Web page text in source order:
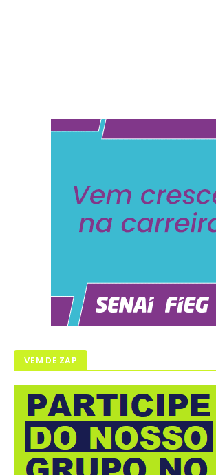
VEM DE ZAP